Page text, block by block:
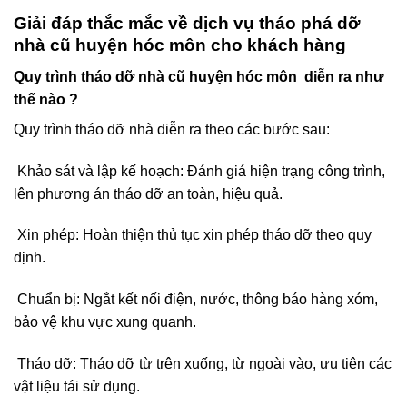
Giải đáp thắc mắc về dịch vụ tháo phá dỡ
nhà cũ huyện hóc môn cho khách hàng
Quy trình tháo dỡ nhà cũ huyện hóc môn diễn ra như
thế nào ?
Quy trình tháo dỡ nhà diễn ra theo các bước sau:
Khảo sát và lập kế hoạch: Đánh giá hiện trạng công trình,
lên phương án tháo dỡ an toàn, hiệu quả.
Xin phép: Hoàn thiện thủ tục xin phép tháo dỡ theo quy
định.
Chuẩn bị: Ngắt kết nối điện, nước, thông báo hàng xóm,
bảo vệ khu vực xung quanh.
Tháo dỡ: Tháo dỡ từ trên xuống, từ ngoài vào, ưu tiên các
vật liệu tái sử dụng.